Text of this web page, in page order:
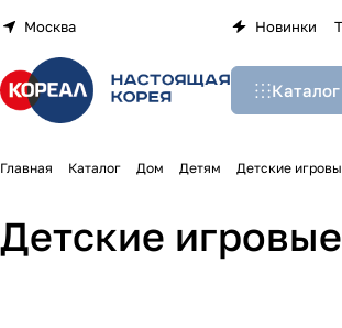
Москва Новинки
Каталог
Главная Каталог Дом Детям Детские
Детские